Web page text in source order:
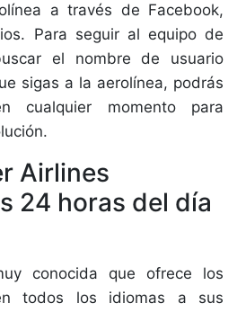
a través de Facebook,
Para seguir al equipo de
el nombre de usuario
sigas a la aerolínea, podrás
cualquier momento para
Airlines
24 horas del día
conocida que ofrece los
todos los idiomas a sus